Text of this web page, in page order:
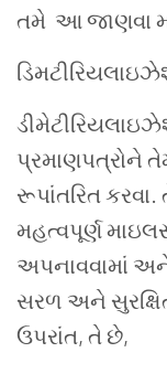
તમે આ જાણવા
પ્રમાણપત્રોને
રૂપાંતરિત
મહત્વપૂર્ણ
અપનાવવામાં
સરળ અને
ઉપરાંત, તે છે,